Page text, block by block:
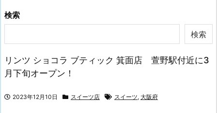
検索
検索
リンツ ショコラ ブティック 箕面店 萱野駅付近に3
月下旬オープン！
2023年12月10日 スイーツ店 スイーツ, 大阪府